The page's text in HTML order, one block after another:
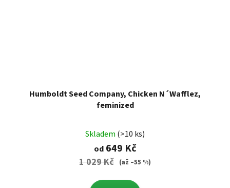
Humboldt Seed Company, Chicken N´Wafflez,
feminized
Skladem (>10 ks)
od649 Kč
1 029 Kč (až –55 %)